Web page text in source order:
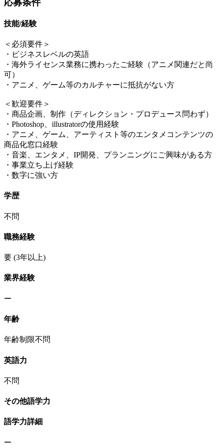
技能/経験
＜必須要件＞
・ビジネスレベルの英語
・海外ライセンス業務に携わったご経験（アニメ関連だと尚
可）
・アニメ、ゲーム等のカルチャーに抵抗がない方
＜歓迎要件＞
・商品企画、制作（ディレクション・プロデュース問わず）
・Photoshop、illustratorの使用経験
・アニメ、ゲーム、アーティスト等のエンタメコンテンツの
商品化窓口経験
・音楽、エンタメ、IP開発、プランニングにご興味がある方
・事業立ち上げ経験
・数字に強い方
学歴
不問
職務経験
要 (3年以上)
業界経験
ー
年齢
年齢制限不問
英語力
不問
その他語学力
語学力詳細
ー